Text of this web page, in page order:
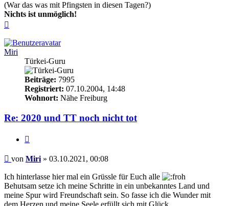
(War das was mit Pfingsten in diesen Tagen?)
Nichts ist unmöglich!
Miri
Türkei-Guru
Beiträge: 7995
Registriert: 07.10.2004, 14:48
Wohnort: Nähe Freiburg
Re: 2020 und TT noch nicht tot
Beitrag
von Miri » 03.10.2021, 00:08
Ich hinterlasse hier mal ein Grüssle für Euch alle
Behutsam setze ich meine Schritte in ein unbekanntes Land und
meine Spur wird Freundschaft sein. So fasse ich die Wunder mit
dem Herzen und meine Seele erfüllt sich mit Glück